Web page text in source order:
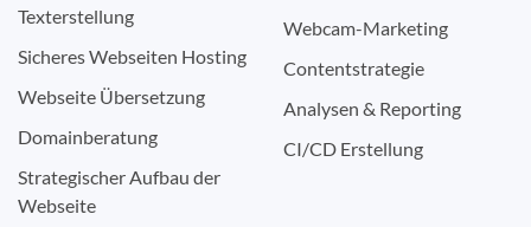
Texterstellung
Sicheres Webseiten Hosting
Webseite Übersetzung
Domainberatung
Strategischer Aufbau der
Webseite
Webcam-Marketing
Contentstrategie
Analysen & Reporting
CI/CD Erstellung